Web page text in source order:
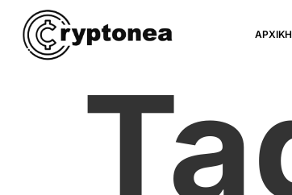
ΑΡΧΙΚΗ